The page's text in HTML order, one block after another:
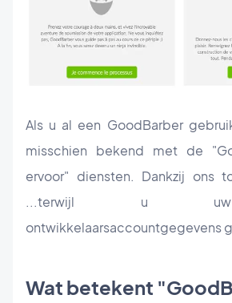
Als u al een GoodBarber
misschien bekend met de
ervoor" diensten. Dankzij ons
...terwijl u
ontwikkelaarsaccountgegevens
Wat betekent